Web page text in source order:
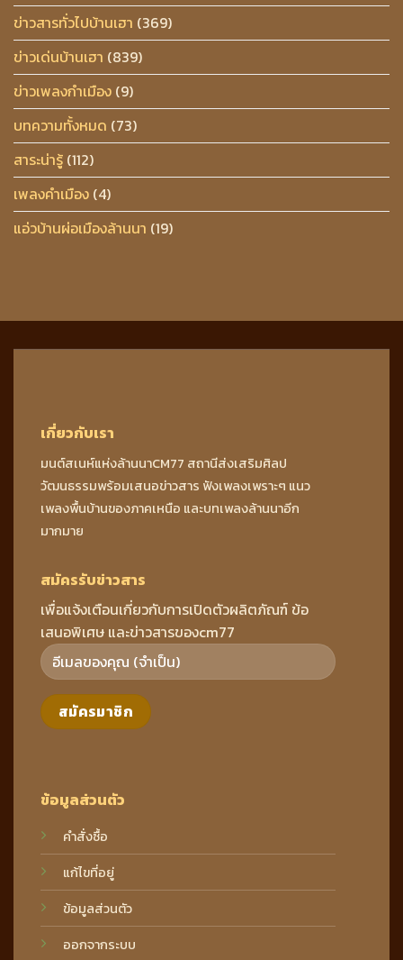
ข่าวสารทั่วไปบ้านเฮา (369)
ข่าวเด่นบ้านเฮา (839)
ข่าวเพลงกำเมือง (9)
บทความทั้งหมด (73)
สาระน่ารู้ (112)
เพลงคำเมือง (4)
แอ่วบ้านผ่อเมืองล้านนา (19)
เกี่ยวกับเรา
มนต์สเนห์แห่งล้านนาCM77 สถานีส่งเสริมศิลป
วัฒนธรรมพร้อมเสนอข่าวสาร ฟังเพลงเพราะๆ แนว
เพลงพื้นบ้านของภาคเหนือ และบทเพลงล้านนาอีก
มากมาย
ข้อมูลส่วนตัว
คำสั่งซื้อ
แก้ไขที่อยู่
ข้อมูลส่วนตัว
ออกจากระบบ
สมัครรับข่าวสาร
เพื่อแจ้งเตือนเกี่ยวกับการเปิดตัวผลิตภัณฑ์ ข้อ
เสนอพิเศษ และข่าวสารของcm77